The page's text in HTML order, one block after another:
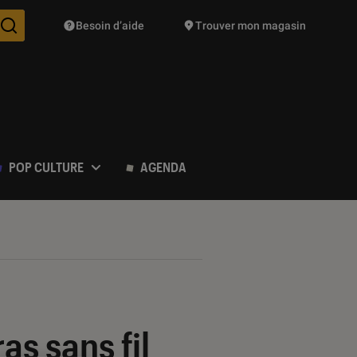
Des suggestions de produits vont vous être proposées
Besoin d’aide Trouver mon magasin
POP CULTURE AGENDA
sans fil